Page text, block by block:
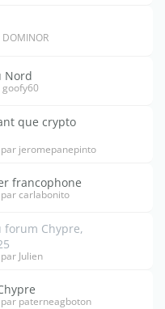
Nord
que crypto
jeromepanepinto
francophone
carlabonito
forum Chypre,
Julien
paterneagboton